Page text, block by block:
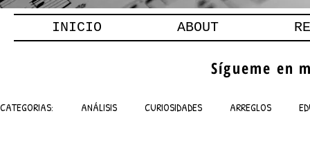
INICIO ABOUT
Sígueme en
CATEGORIAS: ANÁLISIS CURIOSIDADES ARREGLOS